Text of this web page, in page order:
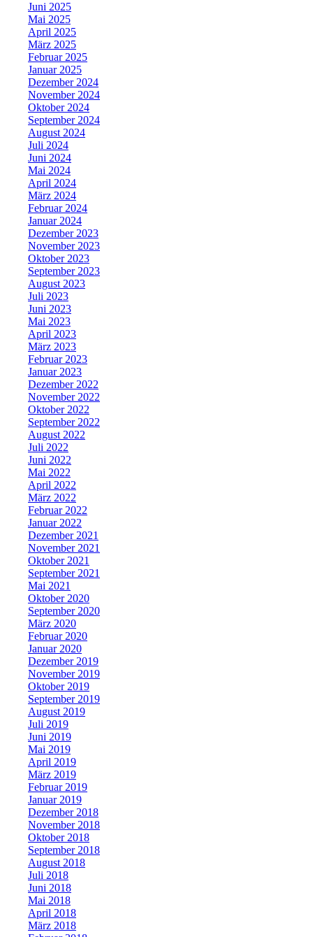
Juni 2025
Mai 2025
April 2025
März 2025
Februar 2025
Januar 2025
Dezember 2024
November 2024
Oktober 2024
September 2024
August 2024
Juli 2024
Juni 2024
Mai 2024
April 2024
März 2024
Februar 2024
Januar 2024
Dezember 2023
November 2023
Oktober 2023
September 2023
August 2023
Juli 2023
Juni 2023
Mai 2023
April 2023
März 2023
Februar 2023
Januar 2023
Dezember 2022
November 2022
Oktober 2022
September 2022
August 2022
Juli 2022
Juni 2022
Mai 2022
April 2022
März 2022
Februar 2022
Januar 2022
Dezember 2021
November 2021
Oktober 2021
September 2021
Mai 2021
Oktober 2020
September 2020
März 2020
Februar 2020
Januar 2020
Dezember 2019
November 2019
Oktober 2019
September 2019
August 2019
Juli 2019
Juni 2019
Mai 2019
April 2019
März 2019
Februar 2019
Januar 2019
Dezember 2018
November 2018
Oktober 2018
September 2018
August 2018
Juli 2018
Juni 2018
Mai 2018
April 2018
März 2018